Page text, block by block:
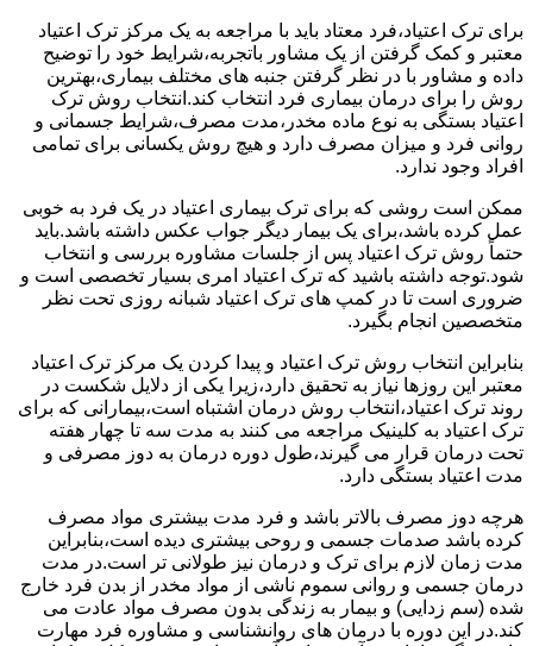
برای ترک اعتیاد،فرد معتاد باید با مراجعه به یک مرکز ترک اعتیاد
معتبر و کمک گرفتن از یک مشاور باتجربه،شرایط خود را توضیح
داده و مشاور با در نظر گرفتن جنبه های مختلف بیماری،بهترین
روش را برای درمان بیماری فرد انتخاب کند.انتخاب روش ترک
اعتیاد بستگی به نوع ماده مخدر،مدت مصرف،شرایط جسمانی و
روانی فرد و میزان مصرف دارد و هیچ روش یکسانی برای تمامی
افراد وجود ندارد.
ممکن است روشی که برای ترک بیماری اعتیاد در یک فرد به خوبی
عمل کرده باشد،برای یک بیمار دیگر جواب عکس داشته باشد.باید
حتماً روش ترک اعتیاد پس از جلسات مشاوره بررسی و انتخاب
شود.توجه داشته باشید که ترک اعتیاد امری بسیار تخصصی است و
ضروری است تا در کمپ های ترک اعتیاد شبانه روزی تحت نظر
متخصصین انجام بگیرد.
بنابراین انتخاب روش ترک اعتیاد و پیدا کردن یک مرکز ترک اعتیاد
معتبر این روزها نیاز به تحقیق دارد،زیرا یکی از دلایل شکست در
روند ترک اعتیاد،انتخاب روش درمان اشتباه است،بیمارانی که برای
ترک اعتیاد به کلینیک مراجعه می کنند به مدت سه تا چهار هفته
تحت درمان قرار می گیرند،طول دوره درمان به دوز مصرفی و
مدت اعتیاد بستگی دارد.
هرچه دوز مصرف بالاتر باشد و فرد مدت بیشتری مواد مصرف
کرده باشد صدمات جسمی و روحی بیشتری دیده است،بنابراین
مدت زمان لازم برای ترک و درمان نیز طولانی تر است.در مدت
درمان جسمی و روانی سموم ناشی از مواد مخدر از بدن فرد خارج
شده (سم زدایی) و بیمار به زندگی بدون مصرف مواد عادت می
کند.در این دوره با درمان های روانشناسی و مشاوره فرد مهارت